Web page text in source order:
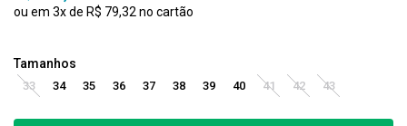
3x R$ 79,32
33 34 35 36 37 38 39 40 41 42 43